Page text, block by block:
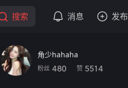
搜索 消息 发布
角少hahaha
粉丝 480 赞 5514